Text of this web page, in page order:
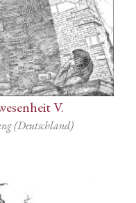
V.
(Deutschland)